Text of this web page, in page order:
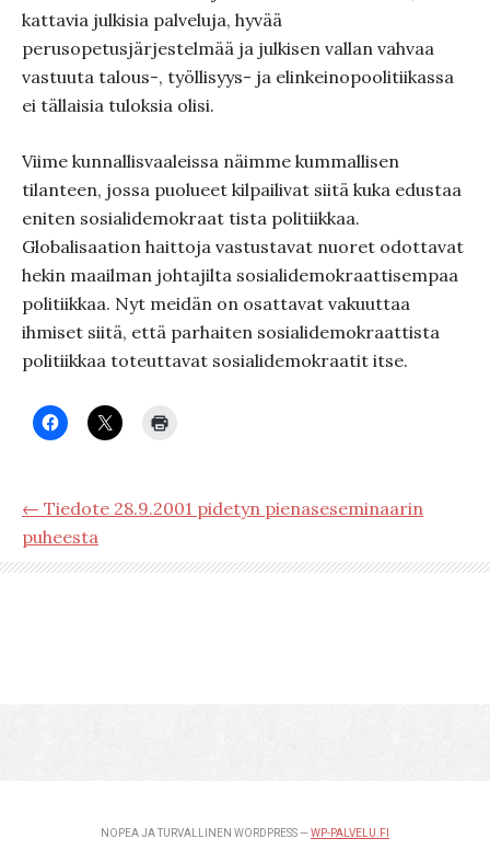
kattavia julkisia palveluja, hyvää
perusopetusjärjestelmää ja julkisen vallan vahvaa
vastuuta talous-, työllisyys- ja elinkeinopoolitiikassa
ei tällaisia tuloksia olisi.
Viime kunnallisvaaleissa näimme kummallisen
tilanteen, jossa puolueet kilpailivat siitä kuka edustaa
eniten sosialidemokraat tista politiikkaa.
Globalisaation haittoja vastustavat nuoret odottavat
hekin maailman johtajilta sosialidemokraattisempaa
politiikkaa. Nyt meidän on osattavat vakuuttaa
ihmiset siitä, että parhaiten sosialidemokraattista
politiikkaa toteuttavat sosialidemokraatit itse.
← Tiedote 28.9.2001 pidetyn pienaseseminaarin
puheesta
NOPEA JA TURVALLINEN WORDPRESS — WP-PALVELU.FI